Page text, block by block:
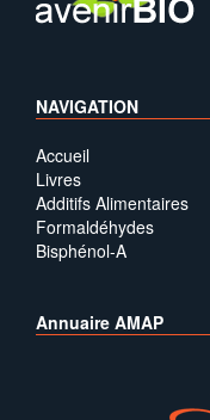
NAVIGATION
Accueil
Livres
Additifs Alimentaires
Formaldéhydes
Bisphénol-A
Annuaire AMAP